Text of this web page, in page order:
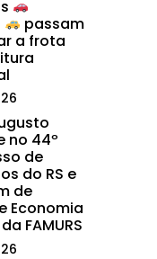
passam
a frota
no 44º
de
do RS e
de
Economia
FAMURS